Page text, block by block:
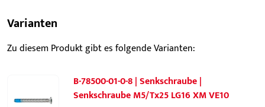
Varianten
Zu diesem Produkt gibt es folgende Varianten:
B-78500-01-0-8 | Senkschraube |
Senkschraube M5/Tx25 LG16 XM VE10